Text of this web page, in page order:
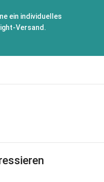
ein individuelles
Versand.